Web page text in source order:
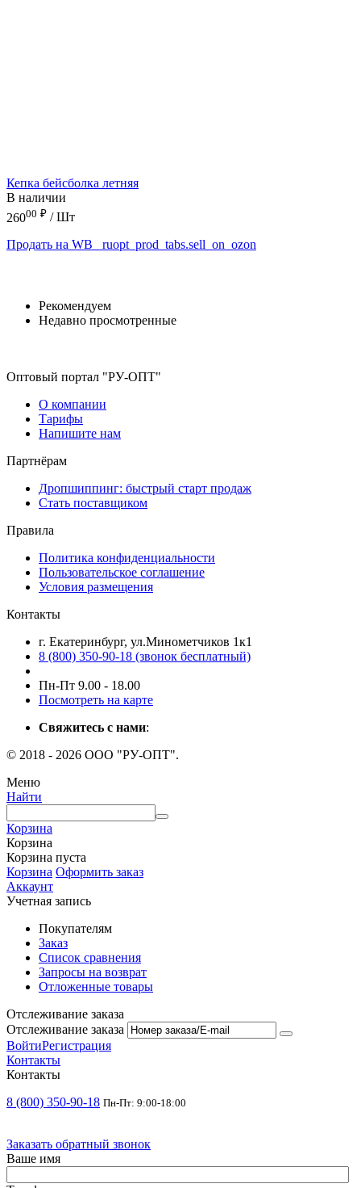
Кепка бейсболка летняя
В наличии
26000 ₽ / Шт
Продать на WB
_ruopt_prod_tabs.sell_on_ozon
Рекомендуем
Недавно просмотренные
Оптовый портал "РУ-ОПТ"
О компании
Тарифы
Напишите нам
Партнёрам
Дропшиппинг: быстрый старт продаж
Стать поставщиком
Правила
Политика конфиденциальности
Пользовательское соглашение
Условия размещения
Контакты
г. Екатеринбург, ул.Минометчиков 1к1
8 (800) 350-90-18 (звонок бесплатный)
Пн-Пт 9.00 - 18.00
Посмотреть на карте
Свяжитесь с нами:
© 2018 - 2026 ООО "РУ-ОПТ".
Меню
Найти
Корзина
Корзина
Корзина пуста
Корзина Оформить заказ
Аккаунт
Учетная запись
Покупателям
Заказ
Список сравнения
Запросы на возврат
Отложенные товары
Отслеживание заказа
Отслеживание заказа
ВойтиРегистрация
Контакты
Контакты
8 (800) 350-90-18 Пн-Пт: 9:00-18:00
Заказать обратный звонок
Ваше имя